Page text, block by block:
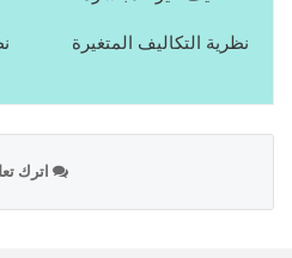
نظرية التكاليف المتغيرة
اترك